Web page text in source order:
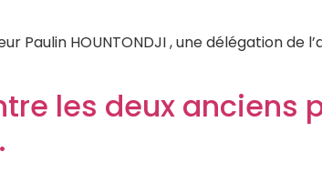
HOUNTONDJI , une délégation de
les deux anciens